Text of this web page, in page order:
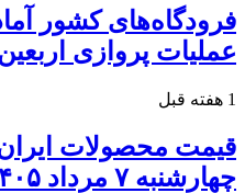
فرودگاه‌های کشور
عملیات پروازی
1 هفته قبل
قیمت محصولات
چهارشنبه ۷ مرداد ۱۴۰۵